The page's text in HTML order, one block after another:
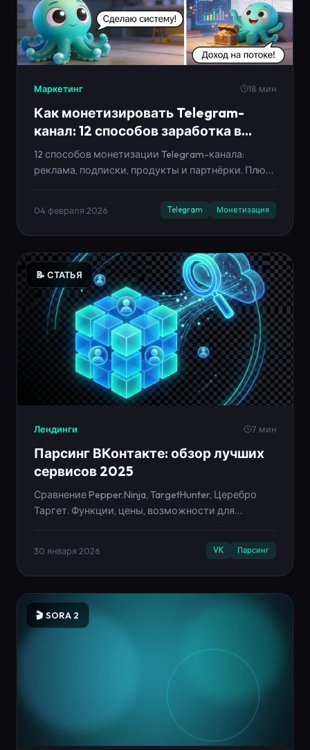
Маркетинг 18 мин
Как монетизировать Telegram-
канал: 12 способов заработка в
2026
12 способов монетизации Telegram-канала:
реклама, подписки, продукты и партнёрки. Плюс
04 февраля 2026 Telegram Монетизация
📝 СТАТЬЯ
Лендинги 7 мин
Парсинг ВКонтакте: обзор лучших
сервисов 2025
Сравнение Pepper.Ninja, TargetHunter, Церебро
Таргет. Функции, цены, возможности для
30 января 2026 VK Парсинг
🎬 SORA 2